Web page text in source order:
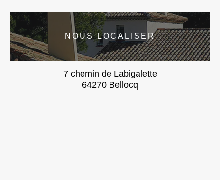
NOUS LOCALISER
7 chemin de Labigalette
64270 Bellocq